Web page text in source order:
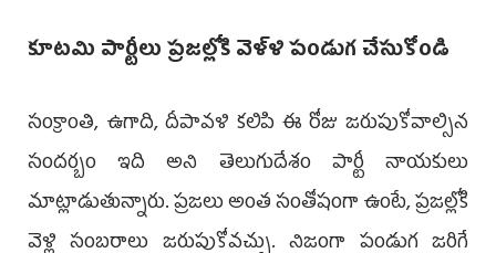
కూటమి పార్టీలు ప్రజల్లోకి వెళ్ళి పండుగ చేసుకోండి
సంక్రాంతి, ఉగాది, దీపావళి కలిపి ఈ రోజు జరుపుకోవాల్సిన
సందర్బం ఇది అని తెలుగుదేశం పార్టీ నాయకులు
మాట్లాడుతున్నారు. ప్రజలు అంత సంతోషంగా ఉంటే, ప్రజల్లోకి
వెళ్లి సంబరాలు జరుపుకోవచ్చు. నిజంగా పండుగ జరిగే